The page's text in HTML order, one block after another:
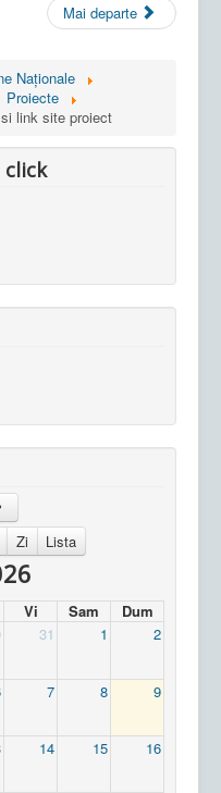
Mai departe
Naționale
Proiecte
link site proiect
Zi Lista
Vi Sam
Dum
31 1 2
7 8 9
14 15 16